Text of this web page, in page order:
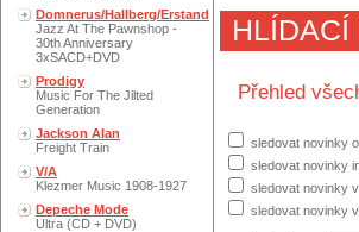
Domnerus/Hallberg/Erstand
Jazz At The Pawnshop -
30th Anniversary
3xSACD+DVD
Prodigy
Music For The Jilted
Generation
Jackson Alan
Freight Train
V/A
Klezmer Music 1908-1927
Depeche Mode
Ultra (CD + DVD)
Přehled
sledovat novinky
sledovat novinky
sledovat novinky
sledovat novinky